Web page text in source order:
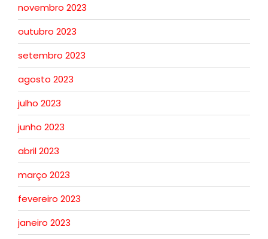
novembro 2023
outubro 2023
setembro 2023
agosto 2023
julho 2023
junho 2023
abril 2023
março 2023
fevereiro 2023
janeiro 2023